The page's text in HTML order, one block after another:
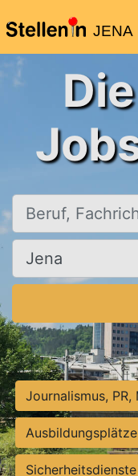
JENA
Beruf, Fachrichtung,
Ort, Stadt
Journalismus, PR,
Ausbildungsplätze
Sicherheitsdienste